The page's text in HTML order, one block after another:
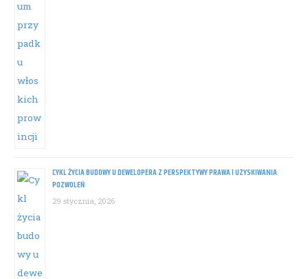
CYKL ŻYCIA BUDOWY U DEWELOPERA Z PERSPEKTYWY PRAWA I UZYSKIWANIA
POZWOLEŃ
29 stycznia, 2026